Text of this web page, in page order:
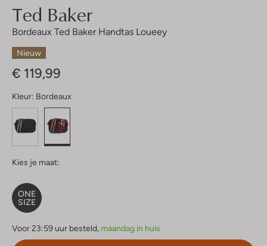
Ted Baker
Bordeaux Ted Baker Handtas Loueey
Nieuw
€ 119,99
Kleur: Bordeaux
Kies je maat:
ONE
SIZE
Voor 23:59 uur besteld, maandag in huis